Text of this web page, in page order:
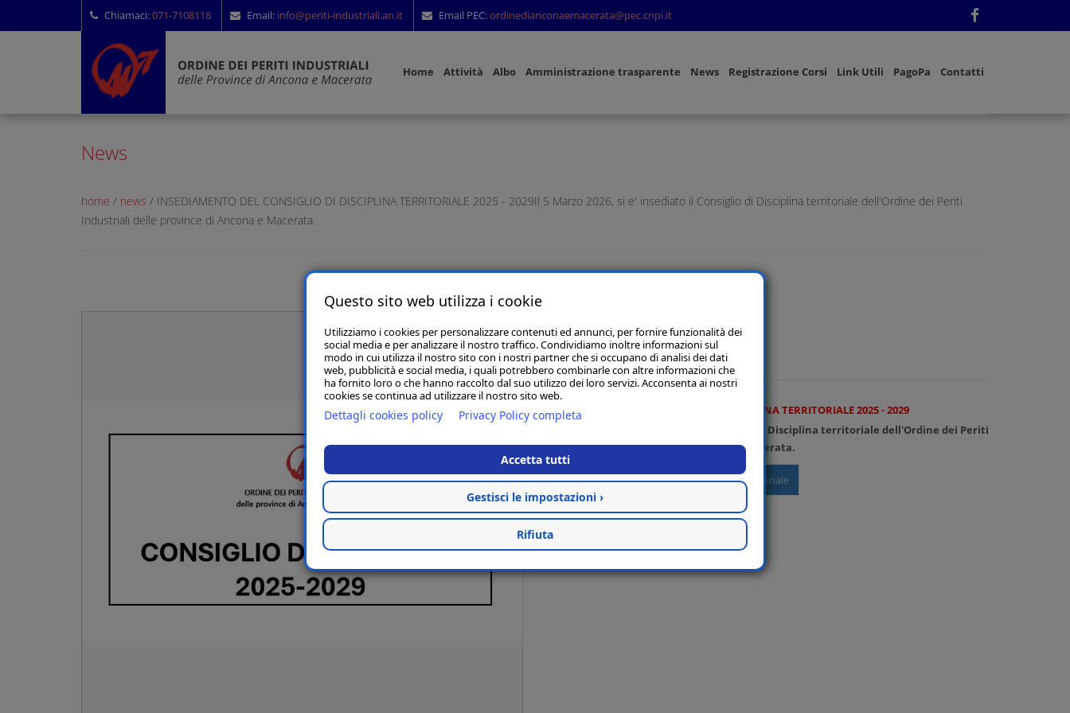
Chiamaci:071-7108118 Email: info@periti-industriali.an.it Email PEC:ordinedianconaemacerata@pec.cnpi.it
Home Attività Albo Amministrazione trasparente News Registrazione Corsi Link Utili PagoPa Contatti
News
home / news / INSEDIAMENTO DEL CONSIGLIO DI DISCIPLINA TERRITORIALE 2025 - 2029Il 5 Marzo 2026, si e' insediato il Consiglio di Disciplina territoriale dell'Ordine dei Periti
Industriali delle province di Ancona e Macerata.
5
Mar
2026
INSEDIAMENTO DEL CONSIGLIO DI DISCIPLINA TERRITORIALE 2025 - 2029
Il 5 Marzo 2026, si e' insediato il Consiglio di Disciplina territoriale dell'Ordine dei Periti
Industriali delle province di Ancona e Macerata.
Composizione Consiglio di disciplina territoriale
Questo sito web utilizza i cookie
Utilizziamo i cookies per personalizzare contenuti ed annunci, per fornire funzionalità dei
social media e per analizzare il nostro traffico. Condividiamo inoltre informazioni sul
modo in cui utilizza il nostro sito con i nostri partner che si occupano di analisi dei dati
web, pubblicità e social media, i quali potrebbero combinarle con altre informazioni che
ha fornito loro o che hanno raccolto dal suo utilizzo dei loro servizi. Acconsenta ai nostri
cookies se continua ad utilizzare il nostro sito web.
Dettagli cookies policy Privacy Policy completa
Accetta tutti
Gestisci le impostazioni ›
Rifiuta